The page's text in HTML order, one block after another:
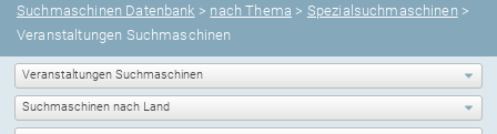
Suchmaschinen Datenbank > nach Thema > Spezialsuchmaschinen >
Veranstaltungen Suchmaschinen